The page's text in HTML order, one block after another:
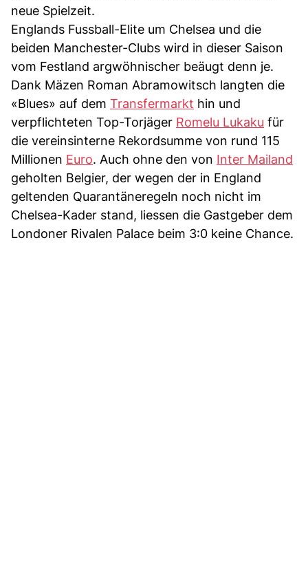
neue Spielzeit.
Englands Fussball-Elite um Chelsea und die
beiden Manchester-Clubs wird in dieser Saison
vom Festland argwöhnischer beäugt denn je.
Dank Mäzen Roman Abramowitsch langten die
«Blues» auf dem Transfermarkt hin und
verpflichteten Top-Torjäger Romelu Lukaku für
die vereinsinterne Rekordsumme von rund 115
Millionen Euro. Auch ohne den von Inter Mailand
geholten Belgier, der wegen der in England
geltenden Quarantäneregeln noch nicht im
Chelsea-Kader stand, liessen die Gastgeber dem
Londoner Rivalen Palace beim 3:0 keine Chance.